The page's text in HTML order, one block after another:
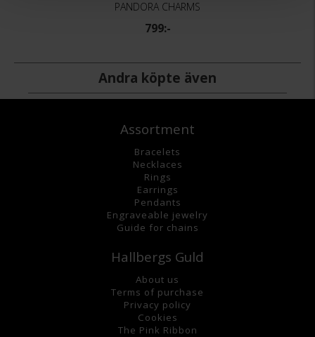
PANDORA CHARMS
799:-
Andra köpte även
Assortment
Bracelets
Necklaces
Rings
Earrings
Pendants
Engraveable jewelry
Guide for chains
Hallbergs Guld
About us
Terms of purchase
Privacy policy
Cookies
The Pink Ribbon